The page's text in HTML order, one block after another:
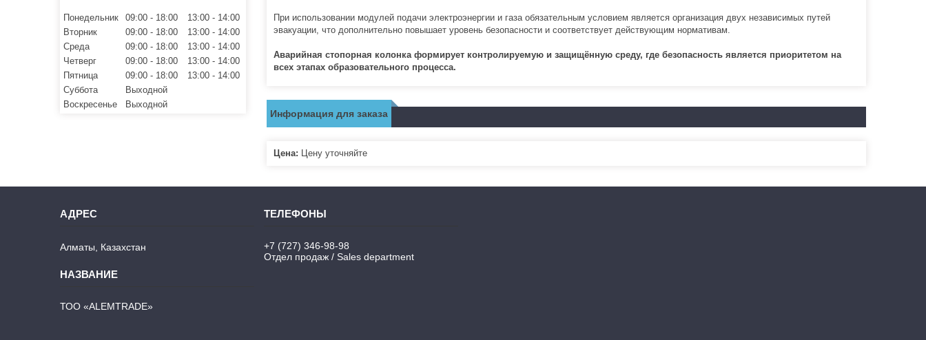
При использовании модулей подачи электроэнергии и газа обязательным условием является организация двух независимых путей
эвакуации, что дополнительно повышает уровень безопасности и соответствует действующим нормативам.
Аварийная стопорная колонка формирует контролируемую и защищённую среду, где безопасность является приоритетом на
всех этапах образовательного процесса.
Информация для заказа
Цена: Цену уточняйте
Понедельник 09:00 18:00 13:00
14:00
Вторник
09:00 18:00 13:00
14:00
Среда
09:00 18:00 13:00
14:00
Четверг
09:00 18:00 13:00
14:00
Пятница
09:00 18:00 13:00
14:00
Суббота
Выходной
Воскресенье
Выходной
Алматы, Казахстан
ТОО «ALEMTRADE»
+7 (727) 346-98-98
Отдел продаж / Sales department